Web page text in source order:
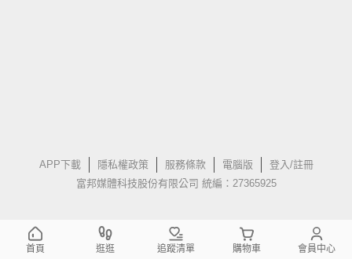
APP下載 隱私權政策 服務條款 電腦版
登入/註冊
富邦媒體科技股份有限公司 統編：27365925
首頁 逛逛 追蹤清單 購物車 會員中心